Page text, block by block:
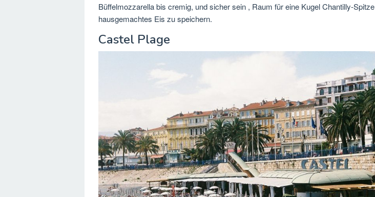
Büffelmozzarella bis cremig, und sicher sein , Raum für eine Kugel Chantilly-Spitze
hausgemachtes Eis zu speichern.
Castel Plage